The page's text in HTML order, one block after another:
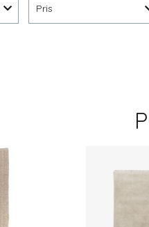
Pris